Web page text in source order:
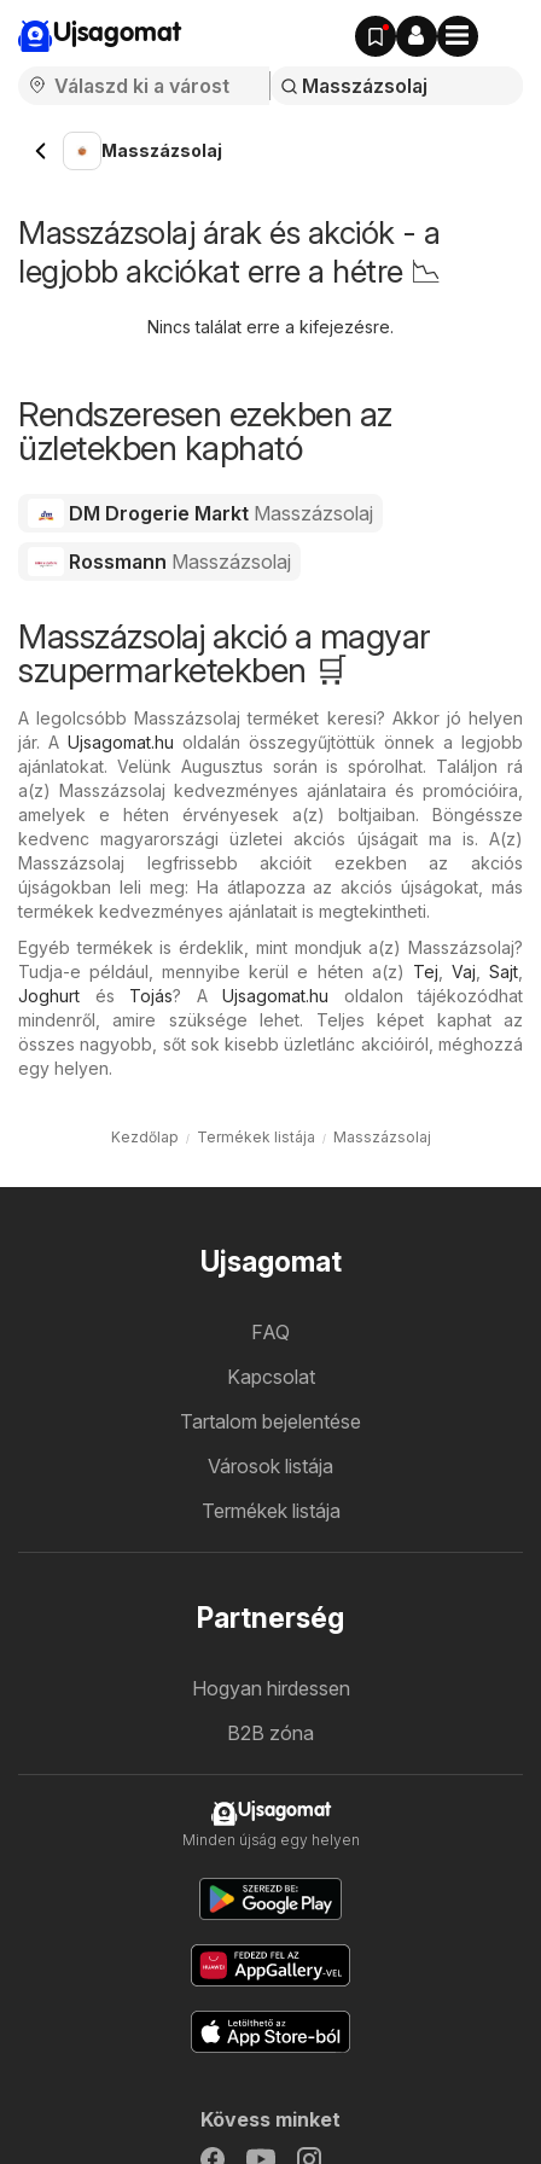
Ujsagomat
Masszázsolaj
Masszázsolaj árak és akciók - a
legjobb akciókat erre a hétre 📉
Nincs találat erre a kifejezésre.
Rendszeresen ezekben az
üzletekben kapható
DM Drogerie Markt Masszázsolaj
Rossmann Masszázsolaj
Masszázsolaj akció a magyar
szupermarketekben 🛒
A legolcsóbb Masszázsolaj terméket keresi? Akkor jó helyen
jár. A Ujsagomat.hu oldalán összegyűjtöttük önnek a legjobb
ajánlatokat. Velünk Augusztus során is spórolhat. Találjon rá
a(z) Masszázsolaj kedvezményes ajánlataira és promócióira,
amelyek e héten érvényesek a(z) boltjaiban. Böngéssze
kedvenc magyarországi üzletei akciós újságait ma is. A(z)
Masszázsolaj legfrissebb akcióit ezekben az akciós
újságokban leli meg: Ha átlapozza az akciós újságokat, más
termékek kedvezményes ajánlatait is megtekintheti.
Egyéb termékek is érdeklik, mint mondjuk a(z) Masszázsolaj?
Tudja-e például, mennyibe kerül e héten a(z) Tej Vaj ,Sajt
Joghurt és Tojás? A Ujsagomat.hu oldalon tájékozódhat
mindenről, amire szüksége lehet. Teljes képet kaphat az
összes nagyobb, sőt sok kisebb üzletlánc akcióiról, méghozzá
egy helyen.
Kezdőlap Termékek listája Masszázsolaj
Ujsagomat
FAQ
Kapcsolat
Tartalom bejelentése
Városok listája
Termékek listája
Partnerség
Hogyan hirdessen
B2B zóna
Ujsagomat
Minden újság egy helyen
Kövess minket